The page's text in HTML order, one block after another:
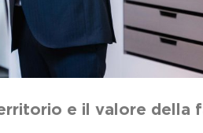
e il valore della